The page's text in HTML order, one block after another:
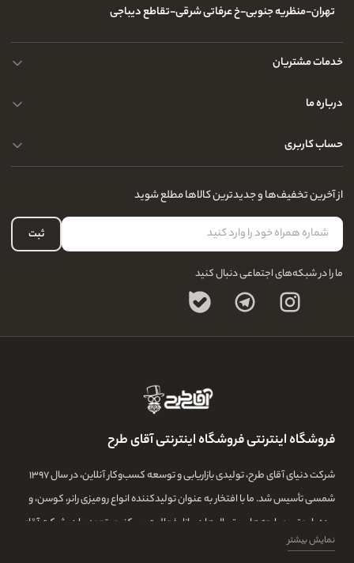
تهران-منظریه جنوبی-خ عرفاتی شرقی-تقاطع دیباجی
خدمات مشتریان
نحوه ارسال کالا
راهنمای قوانین و مقررات
تماس با ما
سوالات متداول
درباره ما
پرسش و پاسخ های متداول
مجله و بلاگ
حساب کاربری
لیست علاقه‌مندی
حساب کاربری
از آخرین تخفیف‌ها و جدیدترین کالاها مطلع شوید
ثبت
ما را در شبکه‌های اجتماعی دنبال کنید
فروشگاه اینترنتی فروشگاه اینترنتی آقای طرح
شرکت دنیای آقای طرح، تولیدی بازاریابی و توسعه کسب‌وکار آنلاین، در سال ۱۳۹۷
شمسی تأسیس شد. ما با افتخار به عنوان تولیدکننده انواع رومیزی رانر، کوسن، و
پرده با بهترین پارچه‌ها و متریال‌ها در بازار فعالیت می‌کنیم. تعهد ما در شرکت آقای
طرح، تولید بهترین محصولات با استفاده از تیمی ماهر و با تجربه و بهترین خیاط ها
نمایش بیشتر